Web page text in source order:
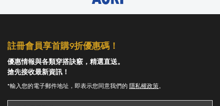
註冊會員享首購9折優惠碼！
優惠情報與各類穿搭訣竅，精選直送。
搶先接收最新資訊！
*輸入您的電子郵件地址，即表示您同意我們的 隱私權政策。